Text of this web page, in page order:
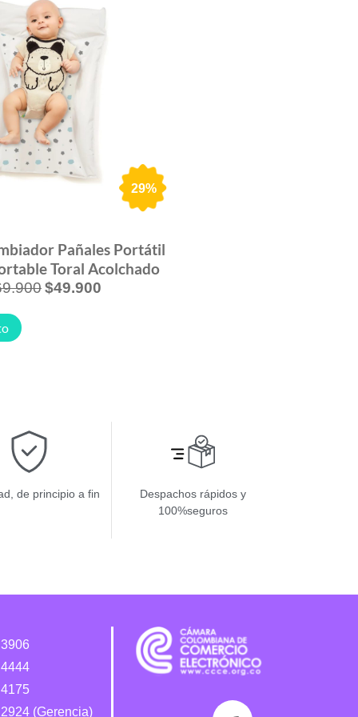
29%
Pañales Portátil
Toral Acolchado
$49.900
de principio a fin
Despachos rápidos y
100%seguros
(Gerencia)